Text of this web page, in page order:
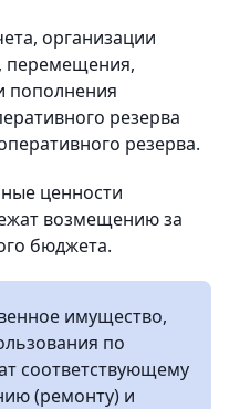
организации
перемещения,
пополнения
резерва
резерва.
ценности
возмещению за
бюджета.
имущество,
по
соответствующему
(ремонту) и